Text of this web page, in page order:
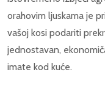
orahovim ljuskama je
vašoj kosi podariti
jednostavan,
imate kod kuće.